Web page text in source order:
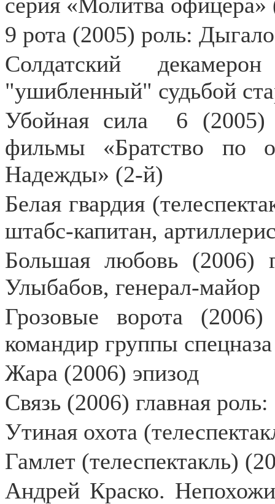
9 рота (2005) роль:
Солдатский
"ушибленный" судьбой
Убойная сила
6 (2005)
фильмы «Братство по
Надежды» (2-й)
Белая гвардия
штабс-капитан,
Большая любовь (2006)
Улыбабов, генерал-майор
Грозовые ворота
командир группы
Жара (2006) эпизод
Связь (2006) главная
Утиная охота
Гамлет (телеспектакль)
Андрей Краско.